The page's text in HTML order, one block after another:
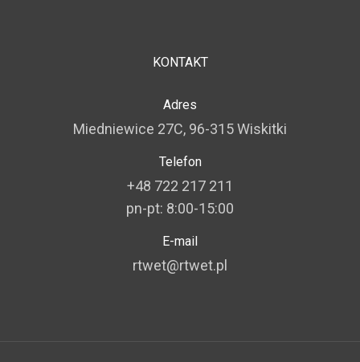
KONTAKT
Adres
Miedniewice 27C, 96-315 Wiskitki
Telefon
+48 722 217 211
pn-pt: 8:00-15:00
E-mail
rtwet@rtwet.pl